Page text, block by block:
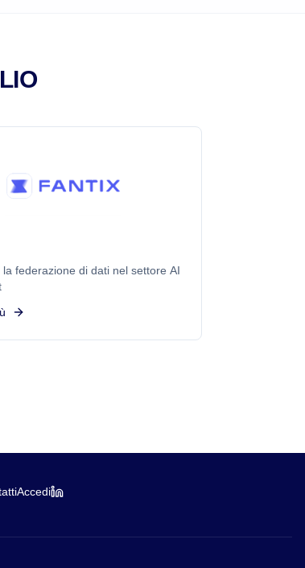
la federazione di dati nel settore AI
Accedi